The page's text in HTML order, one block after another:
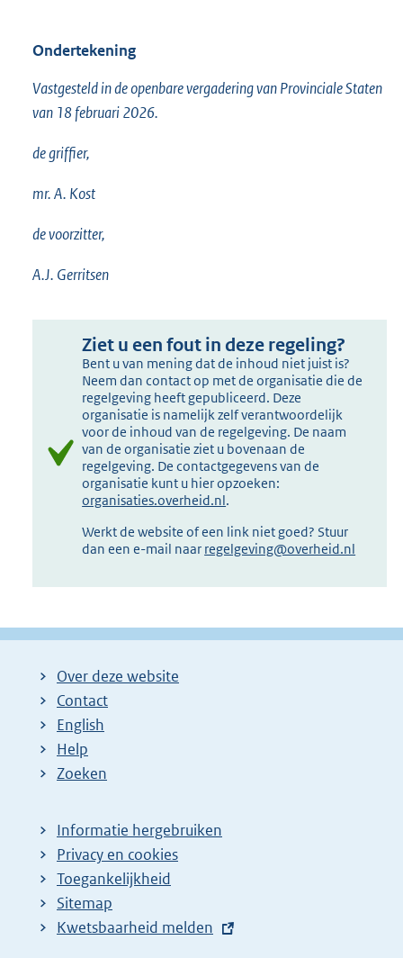
Ondertekening
Vastgesteld in de openbare vergadering van Provinciale Staten
van 18 februari 2026.
de griffier,
mr. A. Kost
de voorzitter,
A.J. Gerritsen
Ziet u een fout in deze regeling?
Bent u van mening dat de inhoud niet juist is?
Neem dan contact op met de organisatie die de
regelgeving heeft gepubliceerd. Deze
organisatie is namelijk zelf verantwoordelijk
voor de inhoud van de regelgeving. De naam
van de organisatie ziet u bovenaan de
regelgeving. De contactgegevens van de
organisatie kunt u hier opzoeken:
organisaties.overheid.nl.
Werkt de website of een link niet goed? Stuur
dan een e-mail naar regelgeving@overheid.nl
Over deze website
Contact
English
Help
Zoeken
Informatie hergebruiken
Privacy en cookies
Toegankelijkheid
Sitemap
E
Kwetsbaarheid melden